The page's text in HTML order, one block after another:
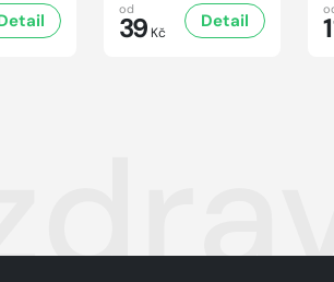
od
39 Kč
Detail